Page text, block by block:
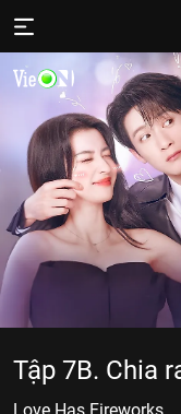
Tập 7B. Chia